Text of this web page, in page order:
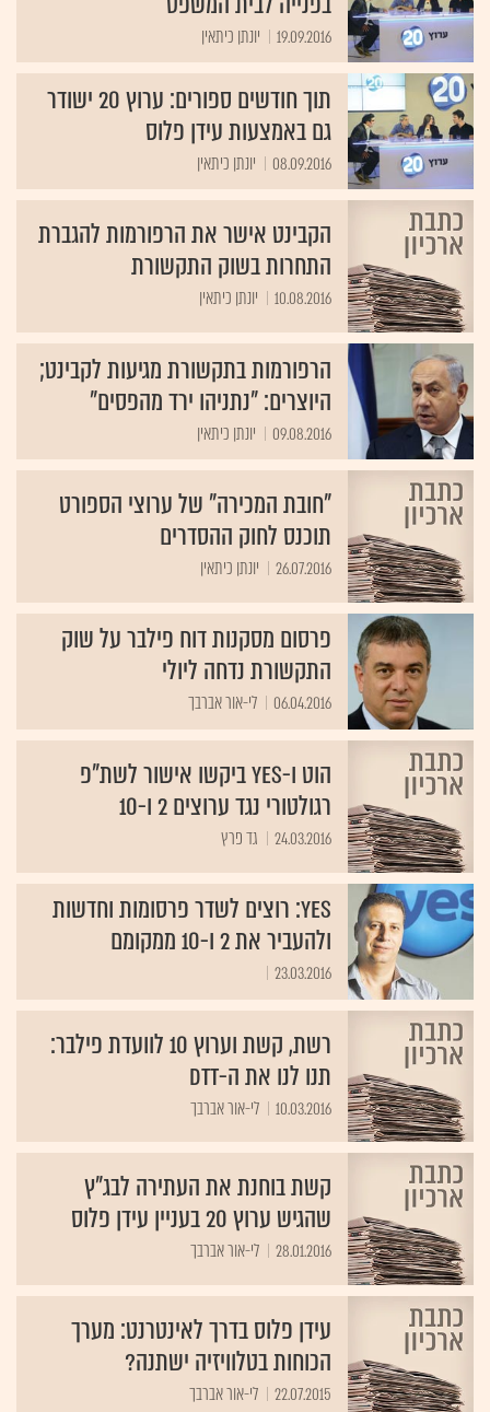
19.09.2016 יונתן כיתאין
תוך חודשים ספורים: ערוץ 20 ישודר
גם באמצעות עידן פלוס
08.09.2016 יונתן כיתאין
הקבינט אישר את הרפורמות להגברת
התחרות בשוק התקשורת
10.08.2016 יונתן כיתאין
הרפורמות בתקשורת מגיעות לקבינט;
היוצרים: "נתניהו ירד מהפסים"
09.08.2016 יונתן כיתאין
"חובת המכירה" של ערוצי הספורט
תוכנס לחוק ההסדרים
26.07.2016 יונתן כיתאין
פרסום מסקנות דוח פילבר על שוק
התקשורת נדחה ליולי
06.04.2016 לי-אור אברבך
הוט ו-yes ביקשו אישור לשת"פ
רגולטורי נגד ערוצים 2 ו-10
24.03.2016 גד פרץ
yes: רוצים לשדר פרסומות וחדשות
ולהעביר את 2 ו-10 ממקומם
23.03.2016
רשת, קשת וערוץ 10 לוועדת פילבר:
תנו לנו את ה-DTT
10.03.2016 לי-אור אברבך
קשת בוחנת את העתירה לבג"ץ
שהגיש ערוץ 20 בעניין עידן פלוס
28.01.2016 לי-אור אברבך
עידן פלוס בדרך לאינטרנט: מערך
הכוחות בטלוויזיה ישתנה?
22.07.2015 לי-אור אברבך